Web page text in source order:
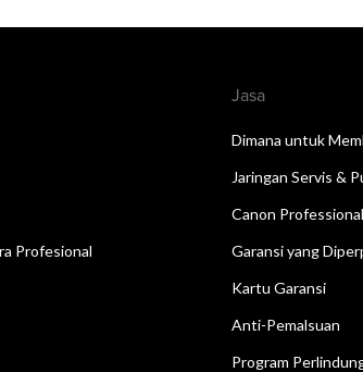
Profesional
Jasa
Dimana untuk
Jaringan Servis &
Canon
Garansi yang
Kartu Garansi
Anti-Pemalsuan
Program